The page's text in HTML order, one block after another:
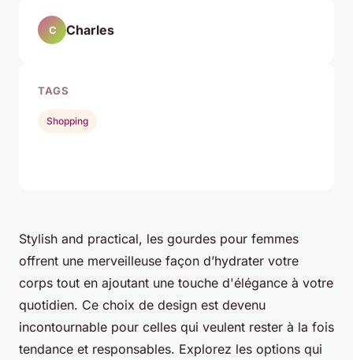
Stylish and practical, les gourdes pour femmes
offrent une merveilleuse façon d’hydrater votre
corps tout en ajoutant une touche d'élégance à votre
quotidien. Ce choix de design est devenu
incontournable pour celles qui veulent rester à la fois
tendance et responsables. Explorez les options qui
C Charles
TAGS
Shopping